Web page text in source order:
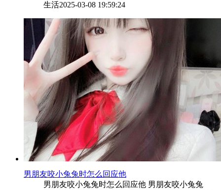
生活2025-03-08 19:59:24
​男朋友咬小兔兔时怎么回应他
男朋友咬小兔兔时怎么回应他 男朋友咬小兔兔